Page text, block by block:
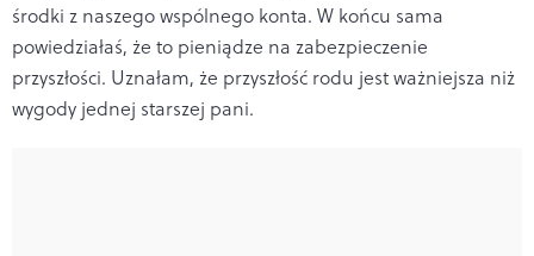
środki z naszego wspólnego konta. W końcu sama
powiedziałaś, że to pieniądze na zabezpieczenie
przyszłości. Uznałam, że przyszłość rodu jest ważniejsza niż
wygody jednej starszej pani.